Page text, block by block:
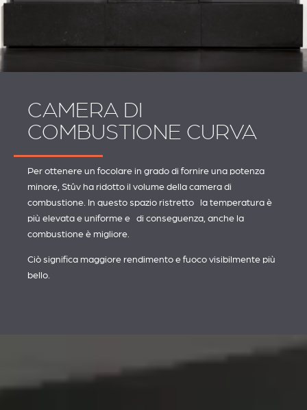
CAMERA DI
COMBUSTIONE CURVA
Per ottenere un focolare in grado di fornire una potenza
minore, Stûv ha ridotto il volume della camera di
combustione. In questo spazio ristretto la temperatura è
più elevata e uniforme e di conseguenza, anche la
combustione è migliore.
Ciò significa maggiore rendimento e fuoco visibilmente più
bello.